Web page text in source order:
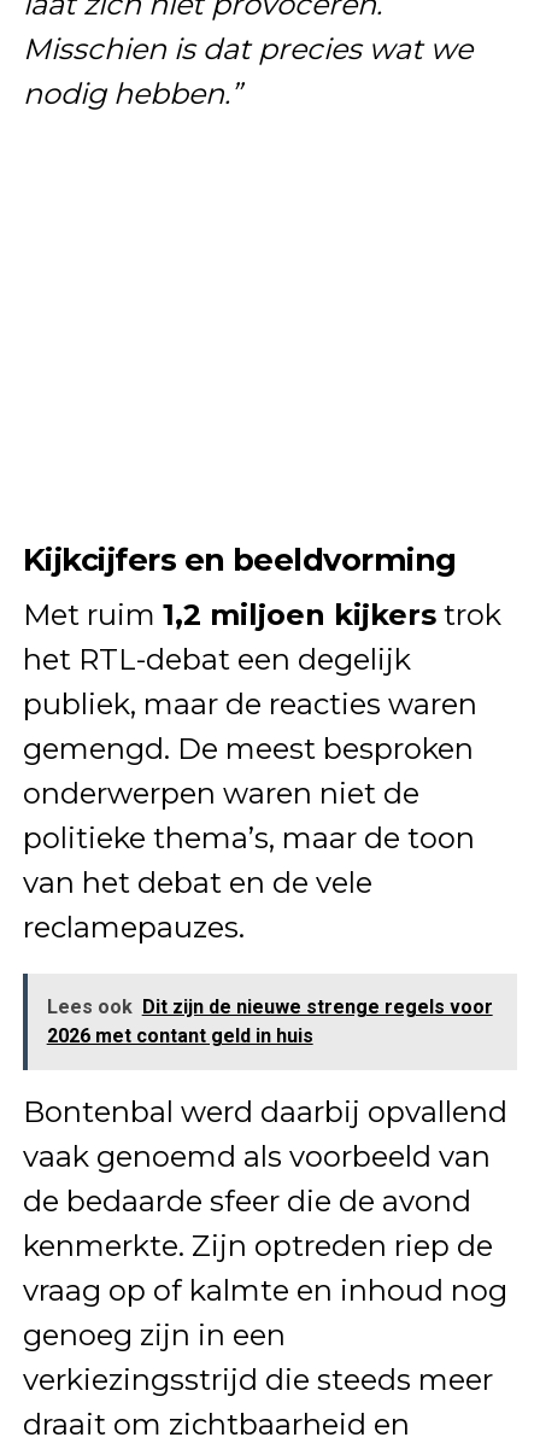
Misschien is dat precies wat we
nodig hebben.”
Kijkcijfers en beeldvorming
Met ruim 1,2 miljoen kijkerstrok
het RTL-debat een degelijk
publiek, maar de reacties waren
gemengd. De meest besproken
onderwerpen waren niet de
politieke thema’s, maar de toon
van het debat en de vele
reclamepauzes.
Lees ook Dit zijn de nieuwe strenge regels voor
2026 met contant geld in huis
Bontenbal werd daarbij opvallend
vaak genoemd als voorbeeld van
de bedaarde sfeer die de avond
kenmerkte. Zijn optreden riep de
vraag op of kalmte en inhoud nog
genoeg zijn in een
verkiezingsstrijd die steeds meer
draait om zichtbaarheid en